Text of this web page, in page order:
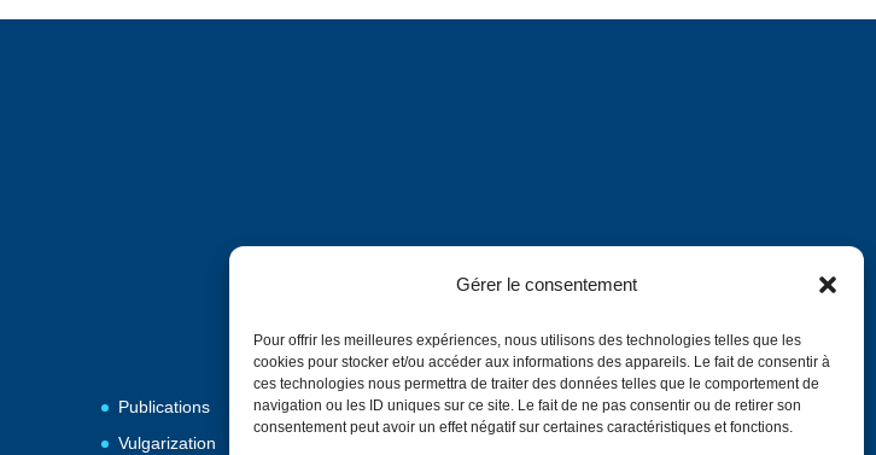
Gérer le consentement
Pour offrir les meilleures expériences, nous utilisons des technologies telles que les
cookies pour stocker et/ou accéder aux informations des appareils. Le fait de consentir à
ces technologies nous permettra de traiter des données telles que le comportement de
navigation ou les ID uniques sur ce site. Le fait de ne pas consentir ou de retirer son
consentement peut avoir un effet négatif sur certaines caractéristiques et fonctions.
Publications
Vulgarization
Directory